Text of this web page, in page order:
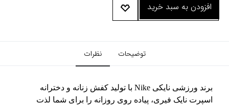
افزودن به سبد خرید
توضیحات نظرات
برند ورزشی نایکی Nike با تولید کفش زنانه و دخترانه
اسپرت نایک فیری، پیاده روی روزانه را برای شما لذت